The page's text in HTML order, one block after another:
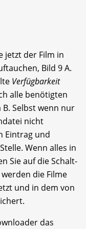
jetzt der Film in
Bild 9 A.
Verfügbarkeit
alle benötigten
Selbst wenn nur
nicht
Eintrag und
Wenn alles in
Sie auf die Schalt­
werden die Filme
und in dem von
das